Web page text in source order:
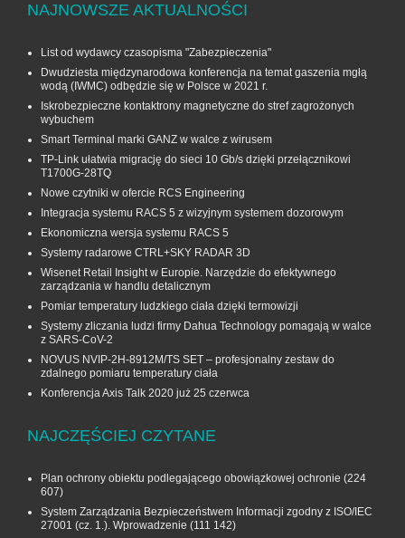
NAJNOWSZE AKTUALNOŚCI
List od wydawcy czasopisma "Zabezpieczenia"
Dwudziesta międzynarodowa konferencja na temat gaszenia mgłą
wodą (IWMC) odbędzie się w Polsce w 2021 r.
Iskrobezpieczne kontaktrony magnetyczne do stref zagrożonych
wybuchem
Smart Terminal marki GANZ w walce z wirusem
TP-Link ułatwia migrację do sieci 10 Gb/s dzięki przełącznikowi
T1700G‑28TQ
Nowe czytniki w ofercie RCS Engineering
Integracja systemu RACS 5 z wizyjnym systemem dozorowym
Ekonomiczna wersja systemu RACS 5
Systemy radarowe CTRL+SKY RADAR 3D
Wisenet Retail Insight w Europie. Narzędzie do efektywnego
zarządzania w handlu detalicznym
Pomiar temperatury ludzkiego ciała dzięki termowizji
Systemy zliczania ludzi firmy Dahua Technology pomagają w walce
z SARS-CoV-2
NOVUS NVIP-2H-8912M/TS SET – profesjonalny zestaw do
zdalnego pomiaru temperatury ciała
Konferencja Axis Talk 2020 już 25 czerwca
NAJCZĘŚCIEJ CZYTANE
Plan ochrony obiektu podlegającego obowiązkowej ochronie (224
607)
System Zarządzania Bezpieczeństwem Informacji zgodny z ISO/IEC
27001 (cz. 1.). Wprowadzenie (111 142)